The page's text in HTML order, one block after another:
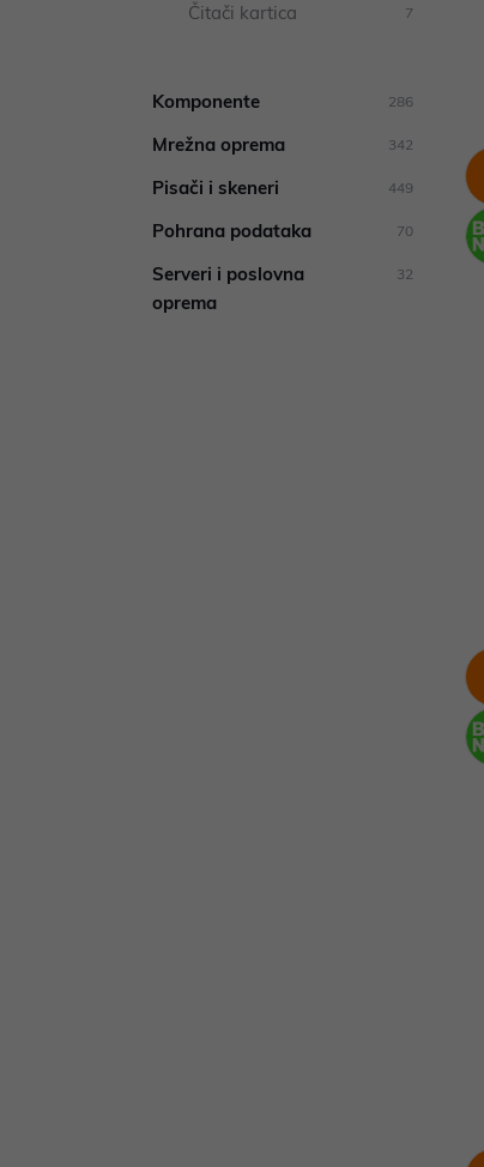
Čitači kartica 7
Komponente 286
Mrežna oprema 342
Pisači i skeneri 449
Pohrana podataka 70
Serveri i poslovna
oprema
32